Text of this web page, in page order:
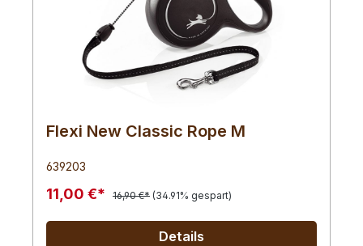
Flexi New Classic Rope M
639203
11,00 €* 16,90 €* (34.91% gespart)
Details